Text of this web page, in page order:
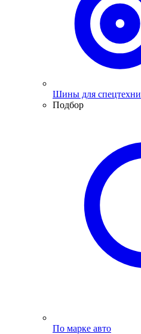
Шины для
Подбор
По марке авто